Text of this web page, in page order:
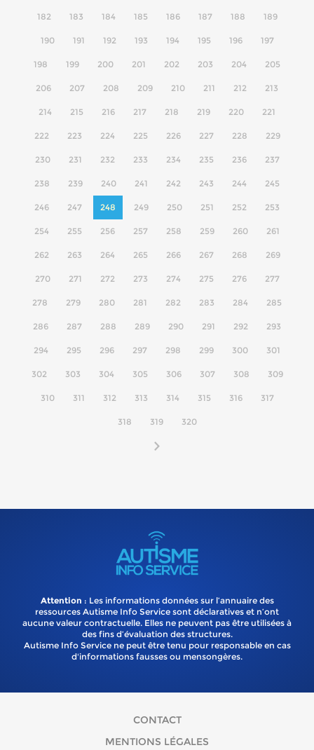
182 183 184 185 186 187 188 189
190 191 192 193 194 195 196 197
198 199 200 201 202 203 204 205
206 207 208 209 210 211 212 213
214 215 216 217 218 219 220 221
222 223 224 225 226 227 228 229
230 231 232 233 234 235 236 237
238 239 240 241 242 243 244 245
246 247 248 249 250 251 252 253
254 255 256 257 258 259 260 261
262 263 264 265 266 267 268 269
270 271 272 273 274 275 276 277
278 279 280 281 282 283 284 285
286 287 288 289 290 291 292 293
294 295 296 297 298 299 300 301
302 303 304 305 306 307 308 309
310 311 312 313 314 315 316 317
318 319 320
Attention : Les informations données sur l’annuaire des
ressources Autisme Info Service sont déclaratives et n’ont
aucune valeur contractuelle. Elles ne peuvent pas être utilisées à
des fins d’évaluation des structures.
Autisme Info Service ne peut être tenu pour responsable en cas
d'informations fausses ou mensongères.
CONTACT
MENTIONS LÉGALES